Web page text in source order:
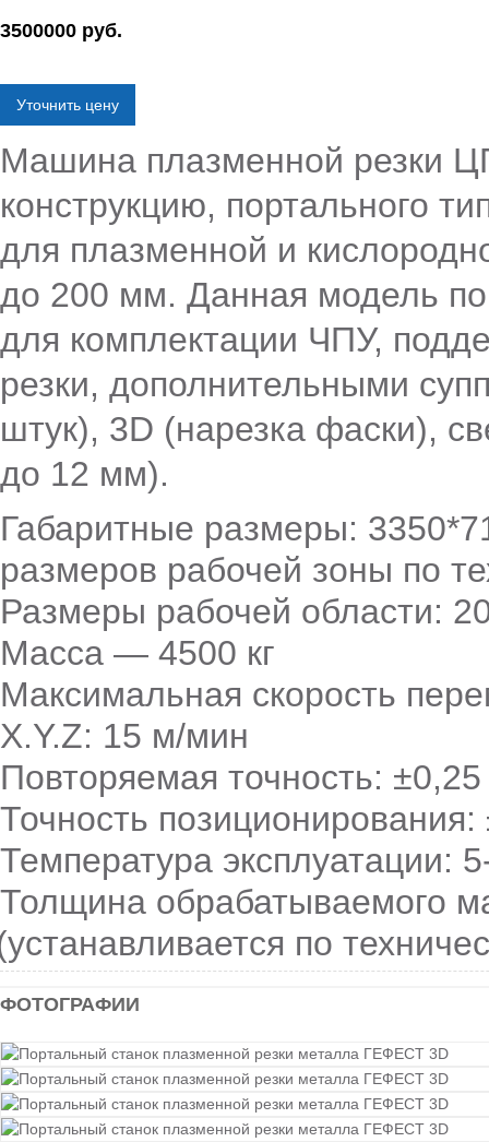
3500000 руб.
Уточнить цену
Машина плазменной резки
конструкцию, портального
для плазменной и
до 200 мм. Данная модель
для комплектации ЧПУ,
резки, дополнительными
штук), 3D (нарезка фаски),
до 12 мм).
Габаритные размеры:
размеров рабочей зоны по
Размеры рабочей области:
Масса — 4500 кг
Максимальная скорость
X.Y.Z: 15 м/мин
Повторяемая точность:
Точность
Температура эксплуатации:
Толщина обрабатываемого
по
ФОТОГРАФИИ